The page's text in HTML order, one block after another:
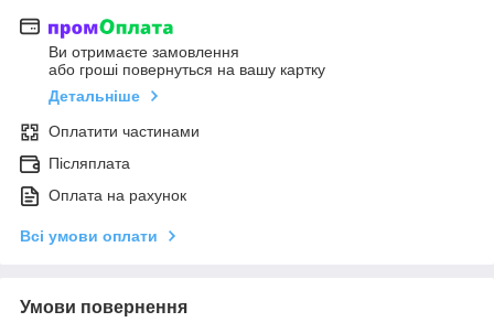
Ви отримаєте замовлення
або гроші повернуться на вашу картку
Детальніше
Оплатити частинами
Післяплата
Оплата на рахунок
Всі умови оплати
Умови повернення